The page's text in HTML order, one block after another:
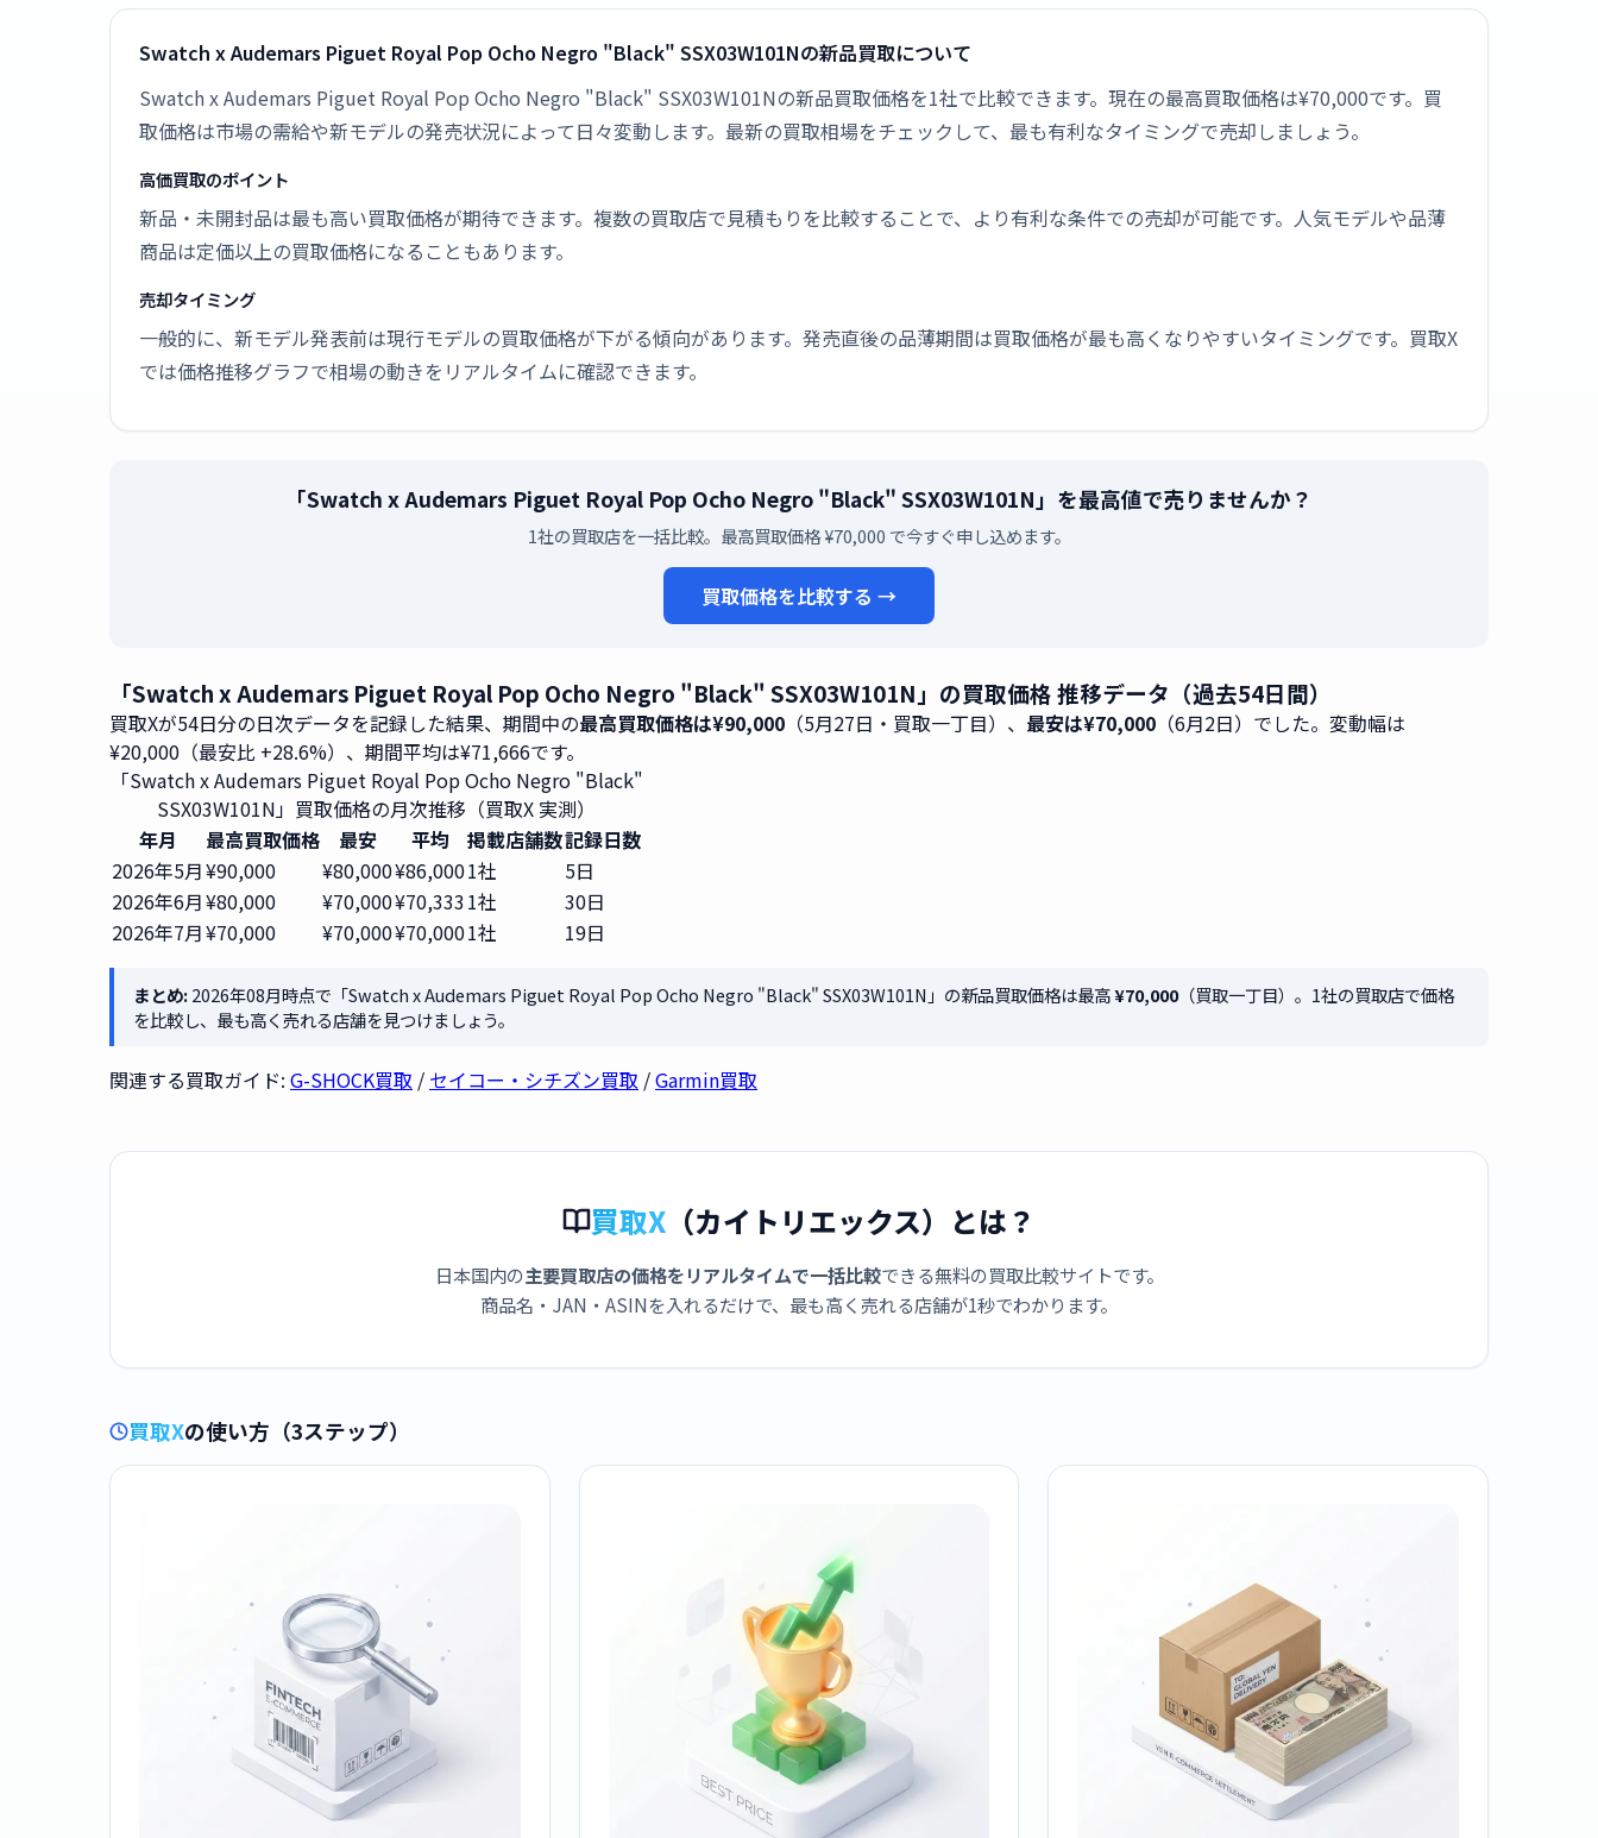
Swatch x Audemars Piguet Royal Pop Ocho Negro "Black" SSX03W101Nの新品買取について
Swatch x Audemars Piguet Royal Pop Ocho Negro "Black" SSX03W101Nの新品買取価格を1社で比較できます。現在の最高買取価格は¥70,000です。買
取価格は市場の需給や新モデルの発売状況によって日々変動します。最新の買取相場をチェックして、最も有利なタイミングで売却しましょう。
高価買取のポイント
新品・未開封品は最も高い買取価格が期待できます。複数の買取店で見積もりを比較することで、より有利な条件での売却が可能です。人気モデルや品薄
商品は定価以上の買取価格になることもあります。
売却タイミング
一般的に、新モデル発表前は現行モデルの買取価格が下がる傾向があります。発売直後の品薄期間は買取価格が最も高くなりやすいタイミングです。買取X
では価格推移グラフで相場の動きをリアルタイムに確認できます。
「Swatch x Audemars Piguet Royal Pop Ocho Negro "Black" SSX03W101N」を最高値で売りませんか？
1社の買取店を一括比較。最高買取価格 ¥70,000 で今すぐ申し込めます。
買取価格を比較する →
「Swatch x Audemars Piguet Royal Pop Ocho Negro "Black" SSX03W101N」の買取価格 推移データ（過去54日間）
買取Xが54日分の日次データを記録した結果、期間中の最高買取価格は¥90,000 （5月27日・買取一丁目）、 最安は¥70,000 （6月2日）でした。変動幅は
¥20,000（最安比 +28.6%）、期間平均は¥71,666です。
「Swatch x Audemars Piguet Royal Pop Ocho Negro "Black"
SSX03W101N」買取価格の月次推移（買取X 実測）
年月
最高買取価格 最安 平均 掲載店舗数記録日数
2026年5月¥90,000 ¥80,000¥86,0001社
5日
2026年6月¥80,000 ¥70,000¥70,3331社
30日
2026年7月¥70,000 ¥70,000¥70,0001社 19日
まとめ:2026年08月時点で「Swatch x Audemars Piguet Royal Pop Ocho Negro "Black" SSX03W101N」の新品買取価格は最高¥70,000（買取一丁目）。1社の買取店で価格
を比較し、最も高く売れる店舗を見つけましょう。
関連する買取ガイド: G-SHOCK買取 / セイコー・シチズン買取 /Garmin買取
買取X （カイトリエックス）とは？
日本国内の主要買取店の価格をリアルタイムで一括比較できる無料の買取比較サイトです。
商品名・JAN・ASINを入れるだけで、最も高く売れる店舗が1秒でわかります。
買取Xの使い方（3ステップ）